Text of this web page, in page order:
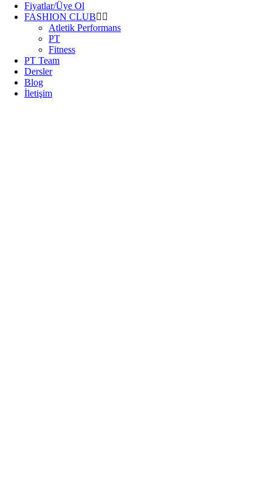
Fiyatlar/Üye Ol
FASHION CLUB
Atletik Performans
PT
Fitness
PT Team
Dersler
Blog
İletişim